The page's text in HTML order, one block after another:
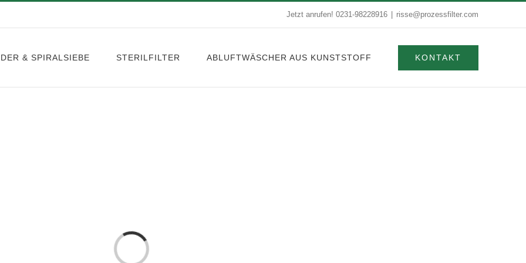
Jetzt anrufen! 0231-98228916 risse@prozessfilter.com
& SPIRALSIEBE STERILFILTER ABLUFTWÄSCHER AUS KUNSTSTOFF KONTAKT
Laden...